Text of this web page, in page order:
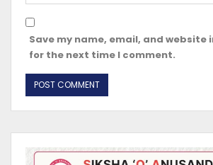
Save my name, email, and website
for the next time I comment.